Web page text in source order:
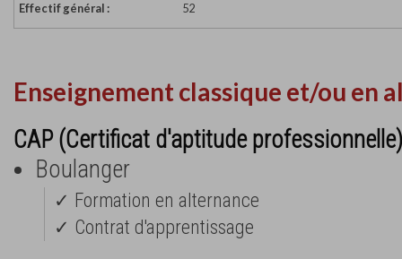
Effectif général : 52
Enseignement classique et/ou en
CAP (Certificat d'aptitude professionnelle)
Boulanger
✓ Formation en alternance
✓ Contrat d'apprentissage